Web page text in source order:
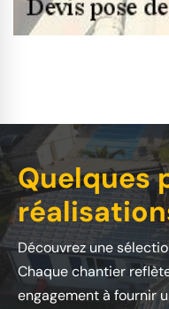
Quelques
Découvrez une
Chaque chantier
engagement à fournir